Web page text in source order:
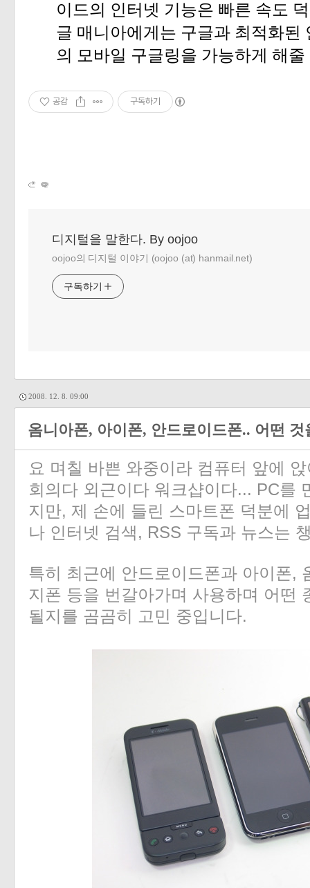
이드의 인터넷 기능은 빠른 속도
글 매니아에게는 구글과 최적화된
의 모바일 구글링을 가능하게 해줄
공감 구독하기
디지털을 말한다. By oojoo
oojoo의 디지털 이야기 (oojoo (at) hanmail.net)
구독하기
2008. 12. 8. 09:00
옴니아폰, 아이폰, 안드로이드폰.. 어떤 것
요 며칠 바쁜 와중이라 컴퓨터 앞에
회의다 외근이다 워크샵이다... PC를
지만, 제 손에 들린 스마트폰 덕분에
나 인터넷 검색, RSS 구독과 뉴스는
특히 최근에 안드로이드폰과 아이폰,
지폰 등을 번갈아가며 사용하며 어떤
될지를 곰곰히 고민 중입니다.